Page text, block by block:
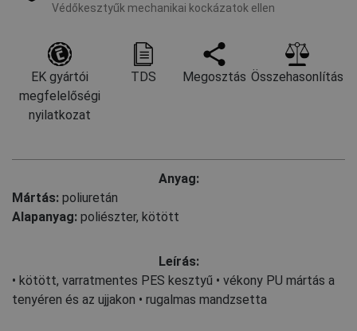
Védőkesztyűk mechanikai kockázatok ellen
EK gyártói
megfelelőségi
nyilatkozat
TDS Megosztás Összehasonlítás
Anyag:
Mártás: poliuretán
Alapanyag: poliészter, kötött
Leírás:
• kötött, varratmentes PES kesztyű • vékony PU mártás a
tenyéren és az ujjakon • rugalmas mandzsetta